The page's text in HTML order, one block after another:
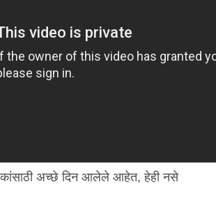
अच्छे दिन आलेले आहेत, हेही नसे